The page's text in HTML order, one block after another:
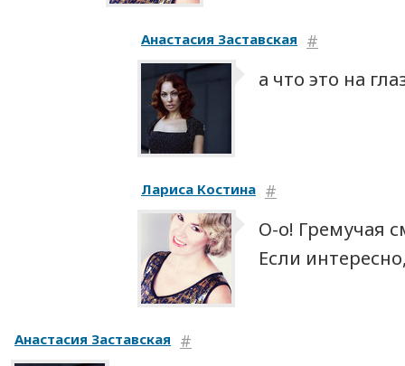
Анастасия Заставская #
а что это на
Лариса Костина #
О-о! Гремучая
Если
Анастасия Заставская #